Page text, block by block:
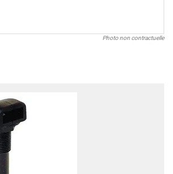
Photo non contractuelle